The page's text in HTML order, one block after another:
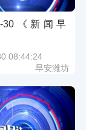
30《新闻早
08:44:24
早安潍坊